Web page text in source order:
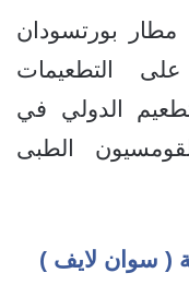
بورتسودان
التطعيمات
الدولي في
الطبى
( سوان لايف )